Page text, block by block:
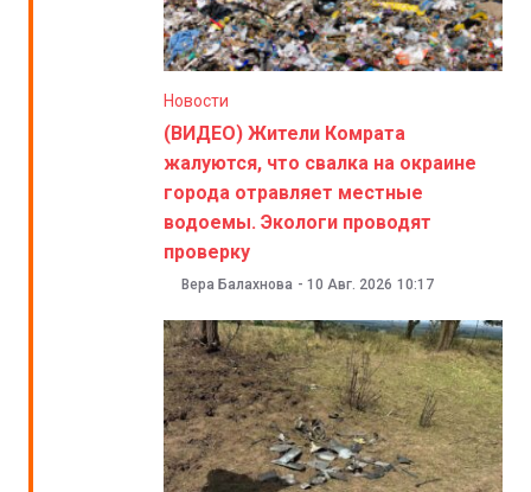
Новости
(ВИДЕО) Жители Комрата
жалуются, что свалка на окраине
города отравляет местные
водоемы. Экологи проводят
проверку
Вера Балахнова - 10 Авг. 2026 10:17